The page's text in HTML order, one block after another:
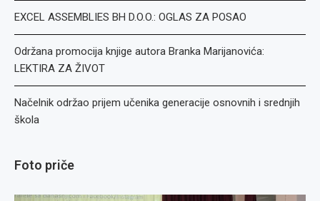
EXCEL ASSEMBLIES BH D.O.O.: OGLAS ZA POSAO
Održana promocija knjige autora Branka Marijanovića:
LEKTIRA ZA ŽIVOT
Načelnik održao prijem učenika generacije osnovnih i srednjih
škola
Foto priče